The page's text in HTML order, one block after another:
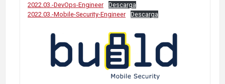
2022.03.-DevOps-Engineer
Descarga
2022.03.-Mobile-Security-Engineer
Descarga